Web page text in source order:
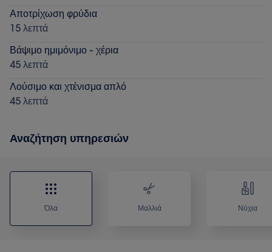
Αποτρίχωση φρύδια
15 λεπτά
Βάψιμο ημιμόνιμο - χέρια
45 λεπτά
Λούσιμο και χτένισμα απλό
45 λεπτά
Αναζήτηση υπηρεσιών
Όλα Μαλλιά Νύχια